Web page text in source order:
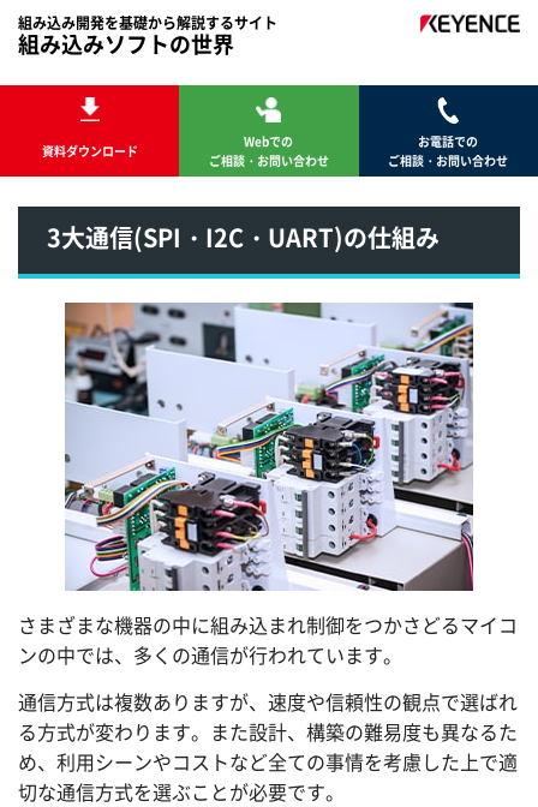
組み込み開発を基礎から解説するサイト
組み込みソフトの世界
資料ダウンロード
Webでの
ご相談・お問い合わせ
お電話での
ご相談・お問い合わせ
3大通信(SPI・I2C・UART)の仕組み
さまざまな機器の中に組み込まれ制御をつかさどるマイコ
ンの中では、多くの通信が行われています。
通信方式は複数ありますが、速度や信頼性の観点で選ばれ
る方式が変わります。また設計、構築の難易度も異なるた
め、利用シーンやコストなど全ての事情を考慮した上で適
切な通信方式を選ぶことが必要です。